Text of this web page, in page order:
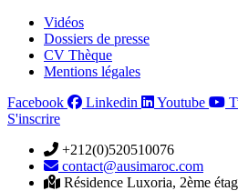
Vidéos
Dossiers de presse
CV Thèque
Mentions légales
Facebook
Linkedin Youtube
S'inscrire
+212(0)520510076
contact@ausimaroc.com
Résidence Luxoria, 2ème